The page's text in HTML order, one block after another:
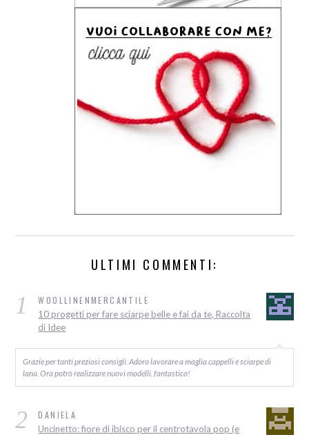
ULTIMI COMMENTI:
1 WOOLLINENMERCANTILE
10 progetti per fare sciarpe belle e fai da te, Raccolta
di Idee
Grazie per tanti preziosi consigli. Adoro lavorare a maglia cappelli e sciarpe di
lana. Ora potrò realizzare nuovi modelli, fantastico!
2 DANIELA
Uncinetto: fiore di ibisco per il centrotavola pop (e